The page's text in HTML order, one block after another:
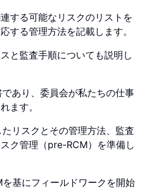
する可能なリスクのリストを
する管理方法を記載します。
と監査手順についても説明し
あり、委員会が私たちの仕事
ます。
リスクとその管理方法、監査
ク管理（pre-RCM）を準備し
基にフィールドワークを開始